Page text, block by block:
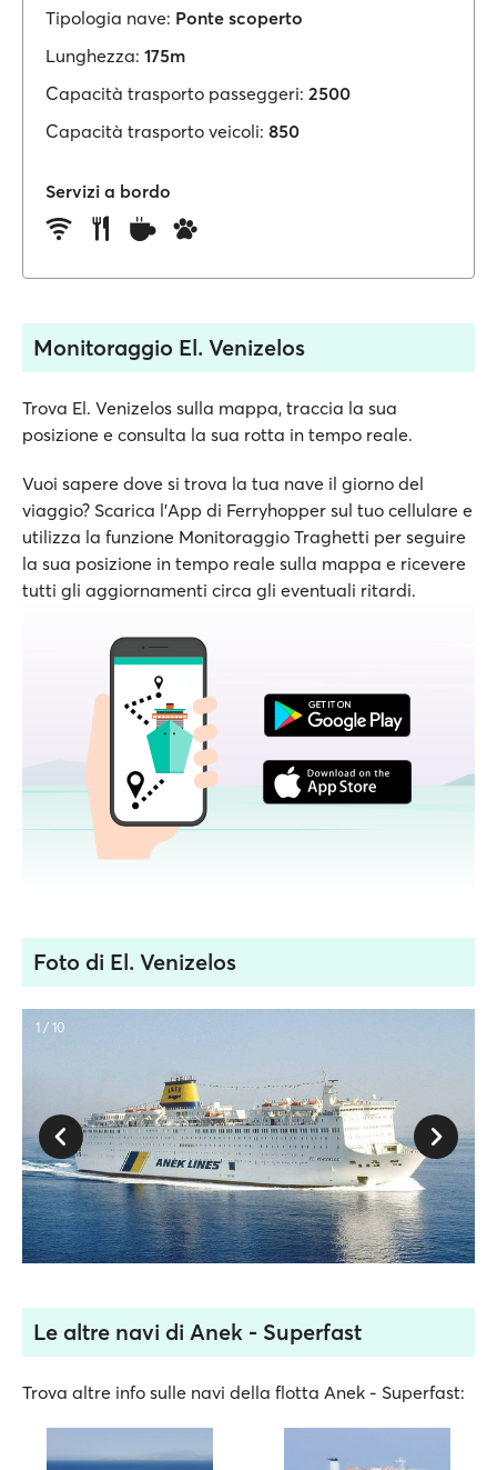
Tipologia nave: Ponte scoperto
Lunghezza: 175m
Capacità trasporto passeggeri: 2500
Capacità trasporto veicoli: 850
Servizi a bordo
Monitoraggio El. Venizelos
Trova El. Venizelos sulla mappa, traccia la sua
posizione e consulta la sua rotta in tempo reale.
Vuoi sapere dove si trova la tua nave il giorno del
viaggio? Scarica l'App di Ferryhopper sul tuo cellulare e
utilizza la funzione Monitoraggio Traghetti per seguire
la sua posizione in tempo reale sulla mappa e ricevere
tutti gli aggiornamenti circa gli eventuali ritardi.
Foto di El. Venizelos
1 / 10
Le altre navi di Anek - Superfast
Trova altre info sulle navi della flotta Anek - Superfast: